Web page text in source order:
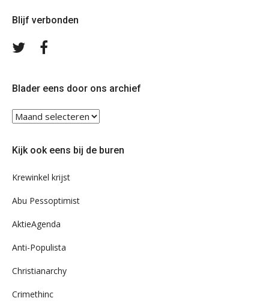
Blijf verbonden
Volg
Blader eens door ons archief
Blader
eens
ons
Kijk ook eens bij de buren
Krewinkel krijst
Abu Pessoptimist
AktieAgenda
Anti-Populista
Christianarchy
Crimethinc